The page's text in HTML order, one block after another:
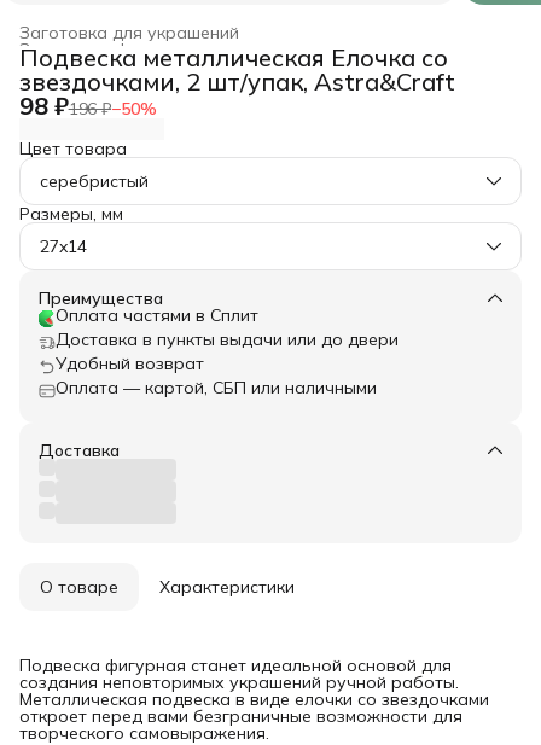
Заготовка для украшений
Заготовка, фурнитура для рукоделия ›
Хобби и творчество ›
Главная ›
Подвеска металлическая Елочка со
звездочками, 2 шт/упак, Astra&Craft
98 ₽196 ₽−50%
Цвет товара
серебристый
Размеры, мм
27x14
Преимущества
Оплата частями в Сплит
Доставка в пункты выдачи или до двери
Удобный возврат
Оплата — картой, СБП или наличными
Доставка
О товаре Характеристики
Подвеска фигурная станет идеальной основой для
создания неповторимых украшений ручной работы.
Металлическая подвеска в виде елочки со звездочками
откроет перед вами безграничные возможности для
творческого самовыражения.